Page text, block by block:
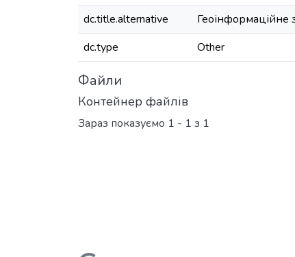
dc.title.alternative
Геоінформаційне
dc.type
Other
Файли
Контейнер файлів
Зараз показуємо 1 - 1 з 1